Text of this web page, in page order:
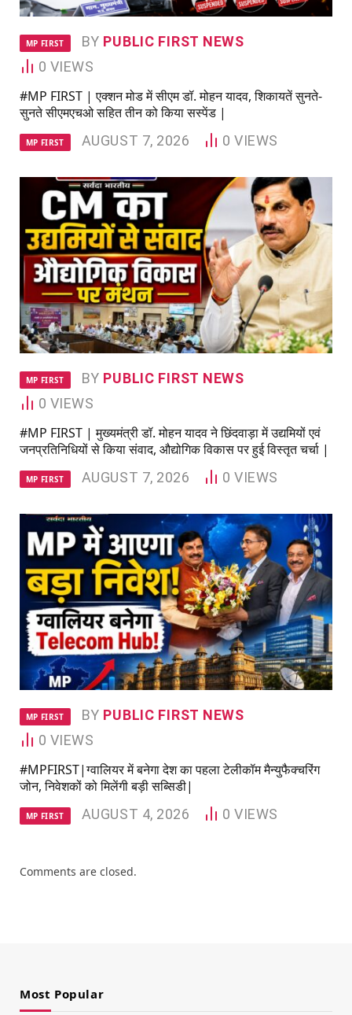
MP FIRST BY PUBLIC FIRST NEWS
0 VIEWS
#MP FIRST | एक्शन मोड में सीएम डॉ. मोहन यादव, शिकायतें सुनते-
सुनते सीएमएचओ सहित तीन को किया सस्पेंड |
MP FIRST AUGUST 7, 2026 0VIEWS
MP FIRST BY PUBLIC FIRST NEWS
0 VIEWS
#MP FIRST | मुख्यमंत्री डॉ. मोहन यादव ने छिंदवाड़ा में उद्यमियों एवं
जनप्रतिनिधियों से किया संवाद, औद्योगिक विकास पर हुई विस्तृत चर्चा |
MP FIRST AUGUST 7, 2026 0VIEWS
MP FIRST BY PUBLIC FIRST NEWS
0 VIEWS
#MPFIRST|ग्वालियर में बनेगा देश का पहला टेलीकॉम मैन्युफैक्चरिंग
जोन, निवेशकों को मिलेंगी बड़ी सब्सिडी|
MP FIRST AUGUST 4, 2026 0VIEWS
Comments are closed.
Most Popular